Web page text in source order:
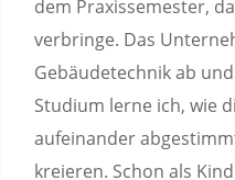
dem Praxissemester,
verbringe. Das
Gebäudetechnik ab
Studium lerne ich, wie
aufeinander
kreieren. Schon als